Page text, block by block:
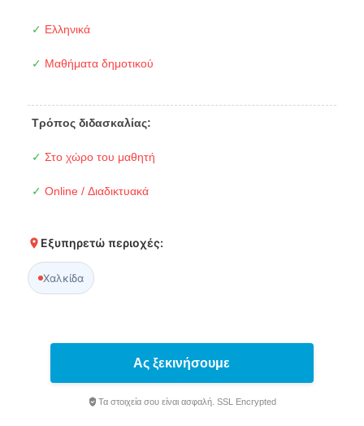
✓ Ελληνικά
✓ Μαθήματα δημοτικού
Τρόπος διδασκαλίας:
✓ Στο χώρο του μαθητή
✓ Online / Διαδικτυακά
Εξυπηρετώ περιοχές:
Χαλκίδα
Ας ξεκινήσουμε
Τα στοιχεία σου είναι ασφαλή. SSL Encrypted